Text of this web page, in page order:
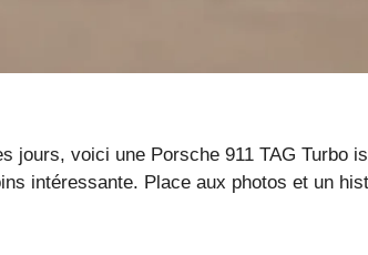
jours, voici une Porsche 911 TAG Turbo
intéressante. Place aux photos et un